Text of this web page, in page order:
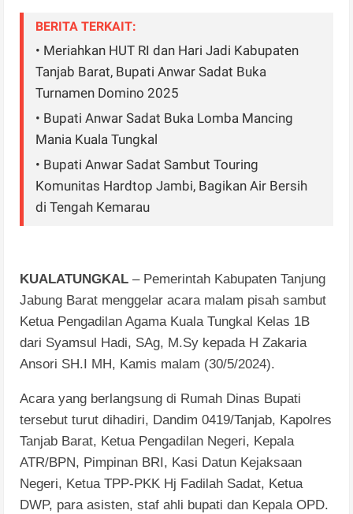
BERITA TERKAIT:
• Meriahkan HUT RI dan Hari Jadi Kabupaten
Tanjab Barat, Bupati Anwar Sadat Buka
Turnamen Domino 2025
• Bupati Anwar Sadat Buka Lomba Mancing
Mania Kuala Tungkal
• Bupati Anwar Sadat Sambut Touring
Komunitas Hardtop Jambi, Bagikan Air Bersih
di Tengah Kemarau
KUALATUNGKAL – Pemerintah Kabupaten Tanjung
Jabung Barat menggelar acara malam pisah sambut
Ketua Pengadilan Agama Kuala Tungkal Kelas 1B
dari Syamsul Hadi, SAg, M.Sy kepada H Zakaria
Ansori SH.I MH, Kamis malam (30/5/2024).
Acara yang berlangsung di Rumah Dinas Bupati
tersebut turut dihadiri, Dandim 0419/Tanjab, Kapolres
Tanjab Barat, Ketua Pengadilan Negeri, Kepala
ATR/BPN, Pimpinan BRI, Kasi Datun Kejaksaan
Negeri, Ketua TPP-PKK Hj Fadilah Sadat, Ketua
DWP, para asisten, staf ahli bupati dan Kepala OPD.